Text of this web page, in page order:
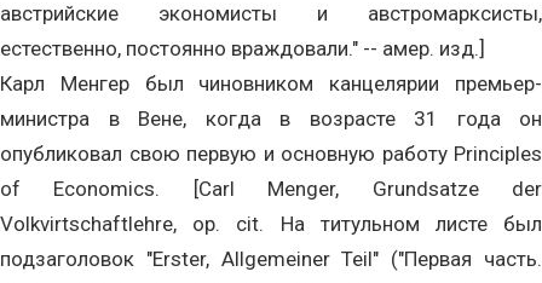
австрийские экономисты и австромарксисты,
естественно, постоянно враждовали." -- амер. изд.]
Карл Менгер был чиновником канцелярии премьер-
министра в Вене, когда в возрасте 31 года он
опубликовал свою первую и основную работу Principles
of Economics. [Carl Menger, Grundsatze der
Volkvirtschaftlehre, op. cit. На титульном листе был
подзаголовок "Erster, Allgemeiner Teil" ("Первая часть.